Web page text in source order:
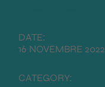
DATE:
16 NOVEMBRE 2022
CATEGORY: